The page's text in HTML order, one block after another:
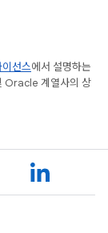
선스에서 설명하는
Oracle 계열사의 상